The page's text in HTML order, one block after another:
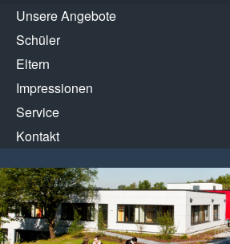
Unsere Angebote
Schüler
Eltern
Impressionen
Service
Kontakt